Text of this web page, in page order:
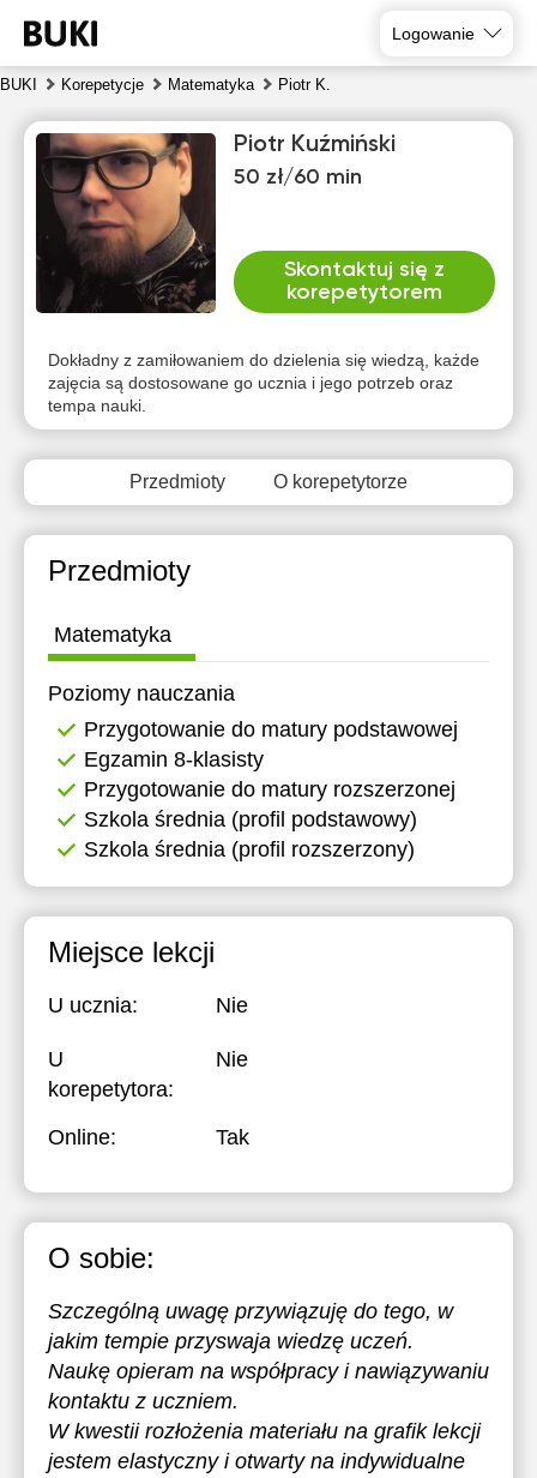
Logowanie
BUKI Korepetycje Matematyka Piotr K.
Piotr Kuźmiński
50 zł/60 min
Skontaktuj się z
korepetytorem
Dokładny z zamiłowaniem do dzielenia się wiedzą, każde
zajęcia są dostosowane go ucznia i jego potrzeb oraz
tempa nauki.
Przedmioty O korepetytorze
Przedmioty
Matematyka
Poziomy nauczania
Przygotowanie do matury podstawowej
Egzamin 8-klasisty
Przygotowanie do matury rozszerzonej
Szkola średnia (profil podstawowy)
Szkola średnia (profil rozszerzony)
Miejsce lekcji
U ucznia: Nie
U
korepetytora:
Nie
Online: Tak
O sobie:
Szczególną uwagę przywiązuję do tego, w
jakim tempie przyswaja wiedzę uczeń.
Naukę opieram na współpracy i nawiązywaniu
kontaktu z uczniem.
W kwestii rozłożenia materiału na grafik lekcji
jestem elastyczny i otwarty na indywidualne
7
8
9
10
11
12
Brak
dostępnych
terminów
18:00
19:00
19:30
20:00
20:30
21:00
19:30
20:00
20:30
21:00
dostępnych
terminów
dostępnych
terminów
dostępnych
terminów